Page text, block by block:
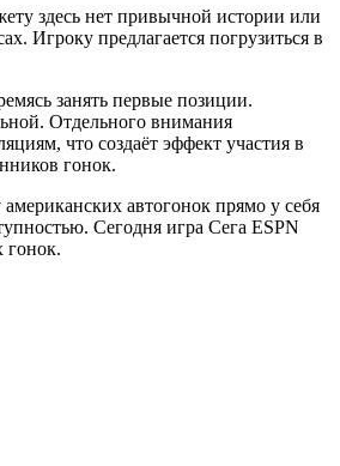
здесь нет привычной истории или
Игроку предлагается погрузиться в
занять первые позиции.
Отдельного внимания
что создаёт эффект участия в
гонок.
автогонок прямо у себя
Сегодня игра Сега ESPN
гонок.